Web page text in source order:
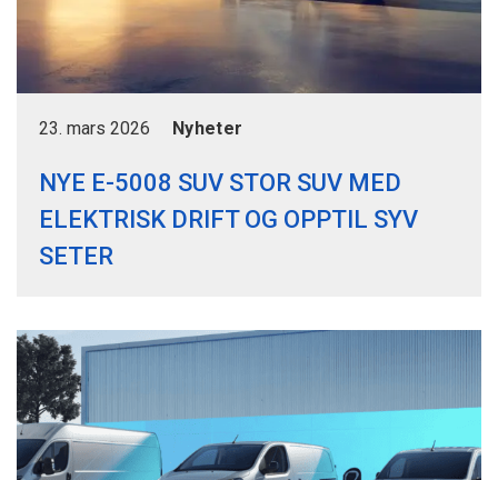
23. mars 2026 Nyheter
NYE E-5008 SUV STOR SUV MED
ELEKTRISK DRIFT OG OPPTIL SYV
SETER